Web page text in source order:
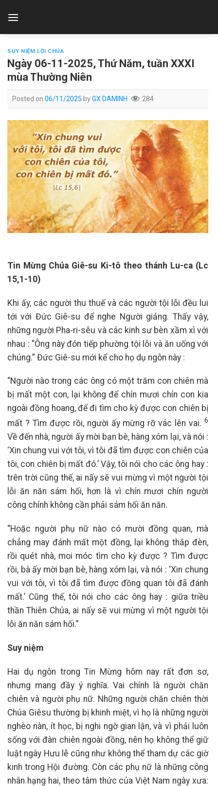
SUY NIỆM LỜI CHÚA
Ngày 06-11-2025, Thứ Năm, tuần XXXI
mùa Thường Niên
Posted on 06/11/2025 byGX DAMINH 284
Tin Mừng Chúa Giê-su Ki-tô theo thánh Lu-ca (Lc
15,1-10)
Khi ấy, các người thu thuế và các người tội lỗi đều lui
tới với Đức Giê-su để nghe Người giảng. Thấy vậy,
những người Pha-ri-sêu và các kinh sư bèn xầm xì với
nhau : “Ông này đón tiếp phường tội lỗi và ăn uống với
chúng.” Đức Giê-su mới kể cho họ dụ ngôn này :
“Người nào trong các ông có một trăm con chiên mà
bị mất một con, lại không để chín mươi chín con kia
ngoài đồng hoang, để đi tìm cho kỳ được con chiên bị
mất ? Tìm được rồi, người ấy mừng rỡ vác lên vai. 6
Về đến nhà, người ấy mời bạn bè, hàng xóm lại, và nói :
‘Xin chung vui với tôi, vì tôi đã tìm được con chiên của
tôi, con chiên bị mất đó.’ Vậy, tôi nói cho các ông hay :
trên trời cũng thế, ai nấy sẽ vui mừng vì một người tội
lỗi ăn năn sám hối, hơn là vì chín mươi chín người
công chính không cần phải sám hối ăn năn.
“Hoặc người phụ nữ nào có mười đồng quan, mà
chẳng may đánh mất một đồng, lại không thắp đèn,
rồi quét nhà, moi móc tìm cho kỳ được ? Tìm được
rồi, bà ấy mời bạn bè, hàng xóm lại, và nói : ‘Xin chung
vui với tôi, vì tôi đã tìm được đồng quan tôi đã đánh
mất.’ Cũng thế, tôi nói cho các ông hay : giữa triều
thần Thiên Chúa, ai nấy sẽ vui mừng vì một người tội
lỗi ăn năn sám hối.”
Suy niệm
Hai dụ ngôn trong Tin Mừng hôm nay rất đơn sơ,
nhưng mang đầy ý nghĩa. Vai chính là người chăn
chiên và người phụ nữ. Những người chăn chiên thời
Chúa Giêsu thường bị khinh miệt, vì họ là những người
nghèo nàn, ít học, bị nghi ngờ gian lận, và vì phải luôn
sống với đàn chiên ngoài đồng, nên họ không thể giữ
luật ngày Hưu lễ cũng như không thể tham dự các giờ
kinh trong Hội đường. Còn các phụ nữ là những công
nhân hạng hai, theo tâm thức của Việt Nam ngày xưa: